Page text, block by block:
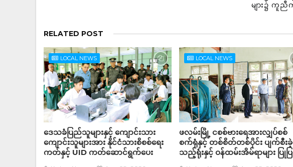
များ၌ ကူ
RELATED POST
LOCAL NEWS
ဒေသခံပြည်သူများနှင့် ကျောင်းသား
ကျောင်းသူများအား နိုင်ငံသားစိစစ်ရေး
ကတ်နှင့် UID ကတ်ဆောင်ရွက်ပေး
LOCAL NEWS
ဖလမ်းမြို့ ငစစ်ဗားရေအားလျှပ်စစ်
စက်ရုံနှင့် တစ်စိတ်တစ်ပိုင်း ပျက်စီး
သည့်ရုံးနှင့် ဝန်ထမ်းအိမ်ရာများ ပြုပ